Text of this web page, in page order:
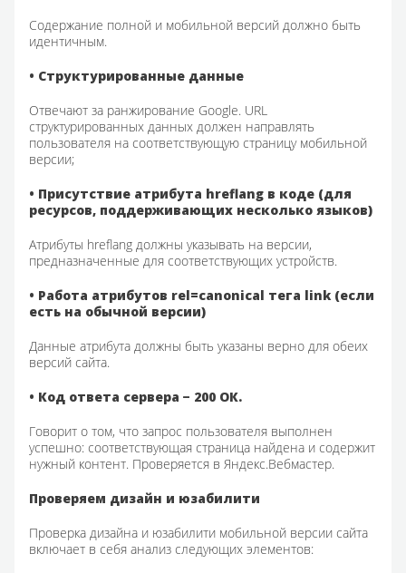
Содержание полной и мобильной версий должно быть
идентичным.
• Структурированные данные
Отвечают за ранжирование Google. URL
структурированных данных должен направлять
пользователя на соответствующую страницу мобильной
версии;
• Присутствие атрибута hreflang в коде (для
ресурсов, поддерживающих несколько языков)
Атрибуты hreflang должны указывать на версии,
предназначенные для соответствующих устройств.
• Работа атрибутов rel=canonical тега link (если
есть на обычной версии)
Данные атрибута должны быть указаны верно для обеих
версий сайта.
• Код ответа сервера − 200 ОК.
Говорит о том, что запрос пользователя выполнен
успешно: соответствующая страница найдена и содержит
нужный контент. Проверяется в Яндекс.Вебмастер.
Проверяем дизайн и юзабилити
Проверка дизайна и юзабилити мобильной версии сайта
включает в себя анализ следующих элементов: